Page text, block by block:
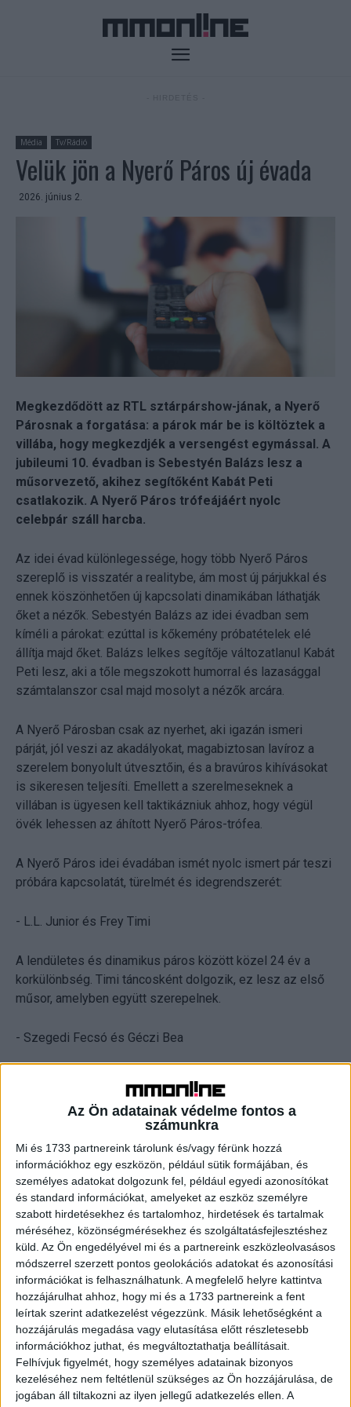
Az Ön adatainak védelme fontos a
számunkra
Mi és 1733 partnereink tárolunk és/vagy férünk hozzá
információkhoz egy eszközön, például sütik formájában, és
személyes adatokat dolgozunk fel, például egyedi azonosítókat
és standard információkat, amelyeket az eszköz személyre
szabott hirdetésekhez és tartalomhoz, hirdetések és tartalmak
méréséhez, közönségmérésekhez és szolgáltatásfejlesztéshez
küld. Az Ön engedélyével mi és a partnereink eszközleolvasásos
módszerrel szerzett pontos geolokációs adatokat és azonosítási
információkat is felhasználhatunk. A megfelelő helyre kattintva
hozzájárulhat ahhoz, hogy mi és a 1733 partnereink a fent
leírtak szerint adatkezelést végezzünk. Másik lehetőségként a
hozzájárulás megadása vagy elutasítása előtt részletesebb
információkhoz juthat, és megváltoztathatja beállításait.
Felhívjuk figyelmét, hogy személyes adatainak bizonyos
kezeléséhez nem feltétlenül szükséges az Ön hozzájárulása, de
jogában áll tiltakozni az ilyen jellegű adatkezelés ellen. A
Média Tv/Rádió
Velük jön a Nyerő Páros új évada
2026. június 2.
Megkezdődött az RTL sztárpárshow-jának, a Nyerő
Párosnak a forgatása: a párok már be is költöztek a
villába, hogy megkezdjék a versengést egymással. A
jubileumi 10. évadban is Sebestyén Balázs lesz a
műsorvezető, akihez segítőként Kabát Peti
csatlakozik. A Nyerő Páros trófeájáért nyolc
celebpár száll harcba.
Az idei évad különlegessége, hogy több Nyerő Páros
szereplő is visszatér a realitybe, ám most új párjukkal és
ennek köszönhetően új kapcsolati dinamikában láthatják
őket a nézők. Sebestyén Balázs az idei évadban sem
kíméli a párokat: ezúttal is kőkemény próbatételek elé
állítja majd őket. Balázs lelkes segítője változatlanul Kabát
Peti lesz, aki a tőle megszokott humorral és lazasággal
számtalanszor csal majd mosolyt a nézők arcára.
A Nyerő Párosban csak az nyerhet, aki igazán ismeri
párját, jól veszi az akadályokat, magabiztosan lavíroz a
szerelem bonyolult útvesztőin, és a bravúros kihívásokat
is sikeresen teljesíti. Emellett a szerelmeseknek a
villában is ügyesen kell taktikázniuk ahhoz, hogy végül
övék lehessen az áhított Nyerő Páros-trófea.
A Nyerő Páros idei évadában ismét nyolc ismert pár teszi
próbára kapcsolatát, türelmét és idegrendszerét:
- L.L. Junior és Frey Timi
A lendületes és dinamikus páros között közel 24 év a
korkülönbség. Timi táncosként dolgozik, ez lesz az első
műsor, amelyben együtt szerepelnek.
- Szegedi Fecsó és Géczi Bea
gyermeket nevel, emellett mindkettőjüknek van egy-egy
gyermeke korábbi kapcsolatából. Hangos,
temperamentumos, igazi olaszos párosként vágnak neki a
versenynek.
- Pumped Gabó és Faragó Maya
A jubileumi évadban először vállalják fel nyilvánosan
kapcsolatukat. Szerelmük négy éve kezdődött, másfél
éve pedig komolyra fordult. Gabó influenszerként és DJ-
ként ismert, Maya pedig ékszerkészítőként dolgozik,
emellett divattervezői ambíciókat dédelget.
- Kultsár Vivi és Kultsár Norbi
A realityműsorok világában mindketten otthonosan
mozognak. Vivi és Norbi három éve alkotnak egy párt,